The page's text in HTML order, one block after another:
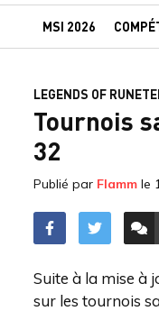
MSI 2026
LEGENDS OF
Tournois
32
Publié par Flamm le
Suite à la mise à
sur les tournois